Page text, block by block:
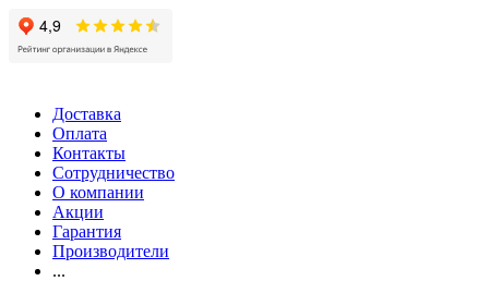
Доставка
Оплата
Контакты
Сотрудничество
О компании
Акции
Гарантия
Производители
...